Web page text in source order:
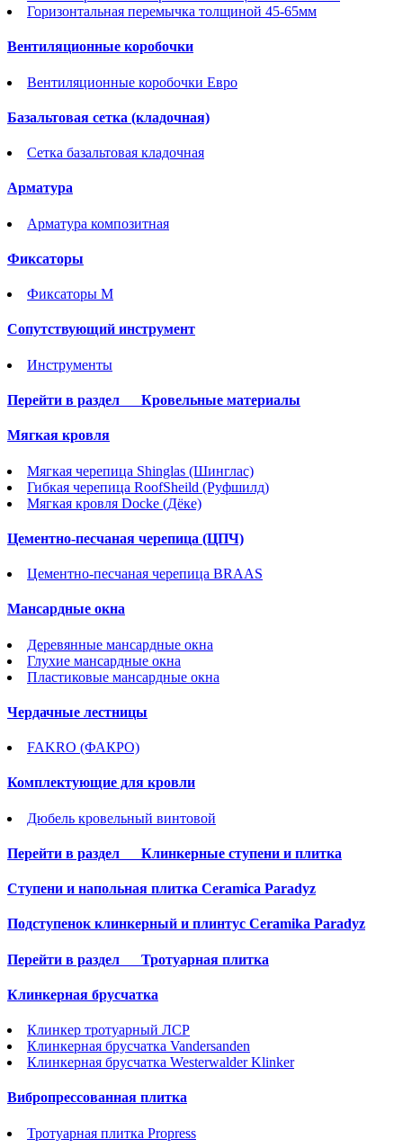
Горизонтальная перемычка толщиной 45-65мм
Вентиляционные коробочки
Вентиляционные коробочки Евро
Базальтовая сетка (кладочная)
Сетка базальтовая кладочная
Арматура
Арматура композитная
Фиксаторы
Фиксаторы М
Сопутствующий инструмент
Инструменты
Перейти в раздел Кровельные материалы
Мягкая кровля
Мягкая черепица Shinglas (Шинглас)
Гибкая черепица RoofSheild (Руфшилд)
Мягкая кровля Docke (Дёке)
Цементно-песчаная черепица (ЦПЧ)
Цементно-песчаная черепица BRAAS
Мансардные окна
Деревянные мансардные окна
Глухие мансардные окна
Пластиковые мансардные окна
Чердачные лестницы
FAKRO (ФАКРО)
Комплектующие для кровли
Дюбель кровельный винтовой
Перейти в раздел Клинкерные ступени и плитка
Cтупени и напольная плитка Ceramica Paradyz
Подступенок клинкерный и плинтус Ceramika Paradyz
Перейти в раздел Тротуарная плитка
Клинкерная брусчатка
Клинкер тротуарный ЛСР
Клинкерная брусчатка Vandersanden
Клинкерная брусчатка Westerwalder Klinker
Вибропрессованная плитка
Тротуарная плитка Propress